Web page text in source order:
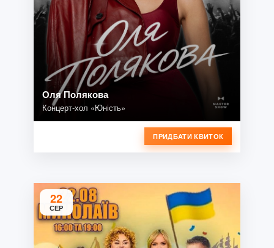
Оля Полякова
Концерт-хол «Юність»
ПРИДБАТИ КВИТОК
22
СЕР